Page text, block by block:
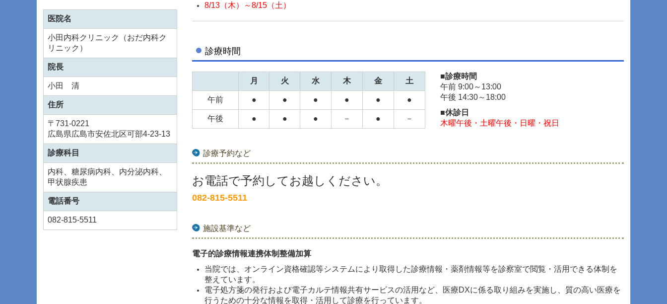
医院名
小田内科クリニック（おだ内科ク
リニック）
院長
小田 清
住所
〒 731-0221
広島県広島市安佐北区可部4-23-13
診療科目
内科、糖尿病内科、内分泌内科、
甲状腺疾患
電話番号
082-815-5511
8/13（木）～8/15（土）
診療時間
月 火 水 木 金 土
午前 ● ● ● ● ● ●
午後 ● ● ● － ● －
■診療時間
午前 9:00～13:00
午後 14:30～18:00
■休診日
木曜午後・土曜午後・日曜・祝日
診療予約など
お電話で予約してお越しください。
082-815-5511
施設基準など
電子的診療情報連携体制整備加算
当院では、オンライン資格確認等システムにより取得した診療情報・薬剤情報等を診察室で閲覧・活用できる体制を
整えています。
電子処方箋の発行および電子カルテ情報共有サービスの活用など、医療DXに係る取り組みを実施し、質の高い医療を
行うための十分な情報を取得・活用して診療を行っています。